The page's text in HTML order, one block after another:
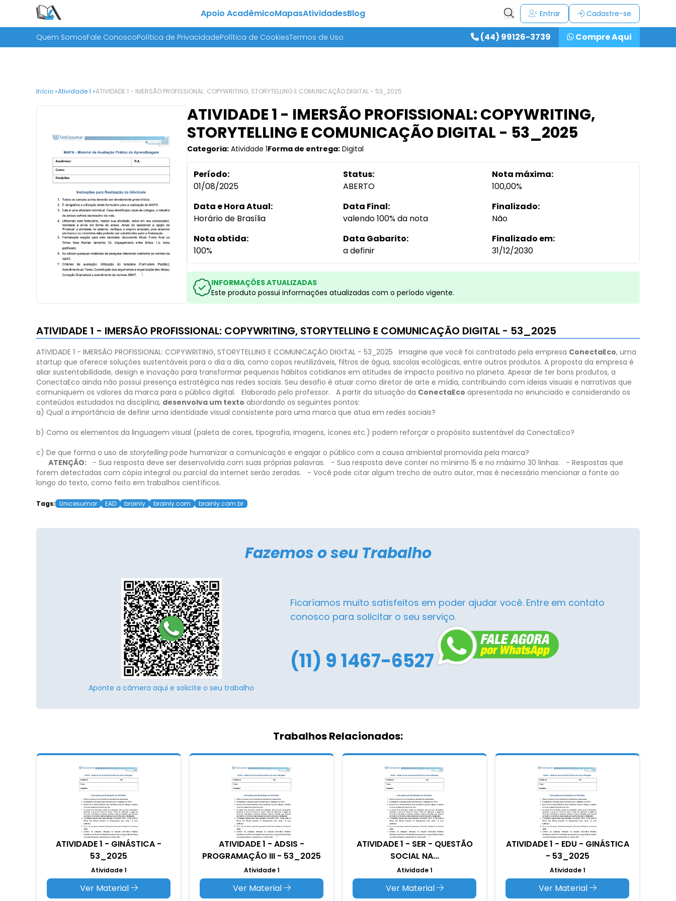
Apoio AcadêmicoMapasAtividadesBlog Entrar Cadastre-se
Quem SomosFale ConoscoPolítica de PrivacidadePolítica de CookiesTermos de Uso (44) 99126-3739 Compre Aqui
Início »Atividade 1 »ATIVIDADE 1 - IMERSÃO PROFISSIONAL: COPYWRITING, STORYTELLING E COMUNICAÇÃO DIGITAL - 53_2025
ATIVIDADE 1 - IMERSÃO PROFISSIONAL: COPYWRITING,
STORYTELLING E COMUNICAÇÃO DIGITAL - 53_2025
Categoria: Atividade 1Forma de entrega: Digital
Período:
01/08/2025
Status:
ABERTO
Nota máxima:
100,00%
Data e Hora Atual:
Horário de Brasília
Data Final:
valendo 100% da nota
Finalizado:
Não
Nota obtida:
100%
Data Gabarito:
a definir
Finalizado em:
31/12/2030
INFORMAÇÕES ATUALIZADAS
Este produto possui informações atualizadas com o período vigente.
ATIVIDADE 1 - IMERSÃO PROFISSIONAL: COPYWRITING, STORYTELLING E COMUNICAÇÃO DIGITAL - 53_2025
ATIVIDADE 1 - IMERSÃO PROFISSIONAL: COPYWRITING, STORYTELLING E COMUNICAÇÃO DIGITAL - 53_2025 Imagine que você foi contratado pela empresa ConectaEco, uma
startup que oferece soluções sustentáveis para o dia a dia, como copos reutilizáveis, filtros de água, sacolas ecológicas, entre outros produtos. A proposta da empresa é
aliar sustentabilidade, design e inovação para transformar pequenos hábitos cotidianos em atitudes de impacto positivo no planeta. Apesar de ter bons produtos, a
ConectaEco ainda não possui presença estratégica nas redes sociais. Seu desafio é atuar como diretor de arte e mídia, contribuindo com ideias visuais e narrativas que
comuniquem os valores da marca para o público digital.
Elaborado pelo professor. A partir da situação da ConectaEco apresentada no enunciado e considerando os
conteúdos estudados na disciplina, desenvolva um texto abordando os seguintes pontos:
a) Qual a importância de definir uma identidade visual consistente para uma marca que atua em redes sociais?
b) Como os elementos da linguagem visual (paleta de cores, tipografia, imagens, ícones etc.) podem reforçar o propósito sustentável da ConectaEco?
c) De que forma o uso de storytelling pode humanizar a comunicação e engajar o público com a causa ambiental promovida pela marca?
ATENÇÃO:
- Sua resposta deve ser desenvolvida com suas próprias palavras. - Sua resposta deve conter no mínimo 15 e no máximo 30 linhas.
- Respostas que
forem detectadas com cópia integral ou parcial da internet serão zeradas.
- Você pode citar algum trecho de outro autor, mas é necessário mencionar a fonte ao
longo do texto, como feito em trabalhos científicos.
Tags: Unicesumar EAD brainly brainly.com brainly.com.br
Fazemos o seu Trabalho
Aponte a câmera aqui e solicite o seu trabalho
Ficaríamos muito satisfeitos em poder ajudar você. Entre em contato
conosco para solicitar o seu serviço.
(11) 9 1467-6527
Trabalhos Relacionados:
ATIVIDADE 1 - GINÁSTICA -
53_2025
Atividade 1
Ver Material
ATIVIDADE 1 - ADSIS -
PROGRAMAÇÃO III - 53_2025
Atividade 1
Ver Material
ATIVIDADE 1 - SER - QUESTÃO
SOCIAL NA...
Atividade 1
Ver Material
ATIVIDADE 1 - EDU - GINÁSTICA
- 53_2025
Atividade 1
Ver Material